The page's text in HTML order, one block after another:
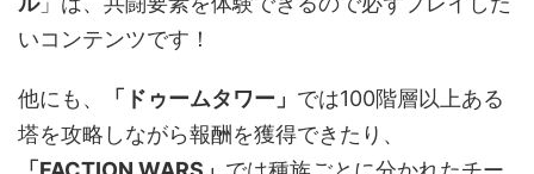
いコンテンツです！
他にも、 「ドゥームタワー」 では100階層以上ある
塔を攻略しながら報酬を獲得できたり、